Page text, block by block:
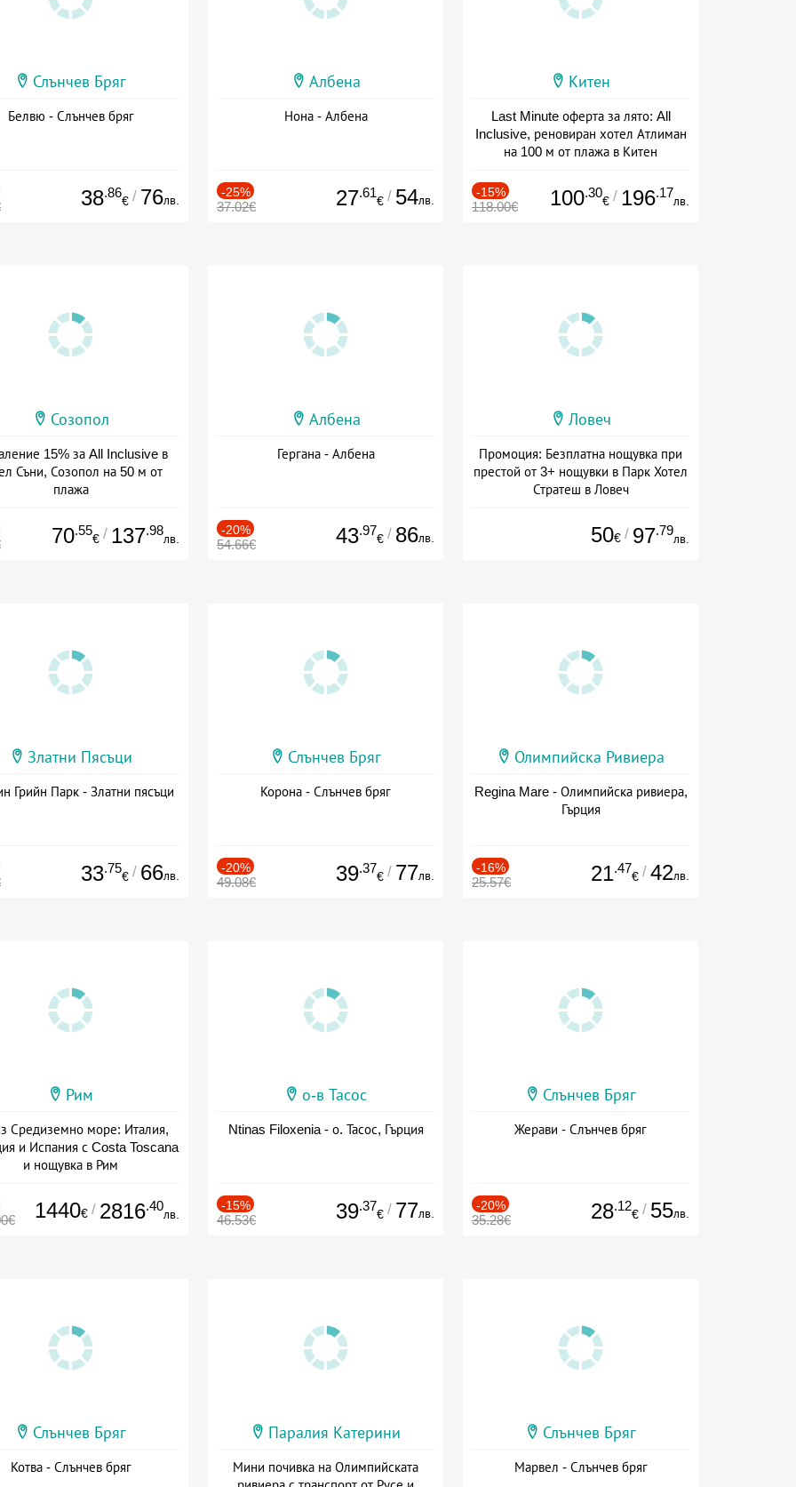
Слънчев Бряг
Белвю - Слънчев бряг
38.86
€ / 76лв.
Албена
Нона - Албена
-25%
37.02€ 27.61
€ / 54лв.
Китен
Last Minute оферта за лято: All
Inclusive, реновиран хотел Атлиман
на 100 м от плажа в Китен
-15%
118.00€ 100.30
€ / 196.17
лв.
Созопол
15% за All Inclusive в
Съни, Созопол на 50 м от
плажа
70.55
€ / 137.98
лв.
Албена
Гергана - Албена
-20%
54.66€ 43.97
€ / 86лв.
Ловеч
Промоция: Безплатна нощувка при
престой от 3+ нощувки в Парк Хотел
Стратеш в Ловеч
50€ / 97.79
лв.
Златни Пясъци
Грийн Парк - Златни пясъци
33.75
€ / 66лв.
Слънчев Бряг
Корона - Слънчев бряг
-20%
49.08€ 39.37
€ / 77лв.
Олимпийска Ривиера
Regina Mare - Олимпийска ривиера,
Гърция
-16%
25.57€ 21.47
€ / 42лв.
Рим
Средиземно море: Италия,
и Испания с Costa Toscana
и нощувка в Рим
1440€ / 2816.40
лв.
о-в Тасос
Ntinas Filoxenia - о. Тасос, Гърция
-15%
46.53€ 39.37
€ / 77лв.
Слънчев Бряг
Жерави - Слънчев бряг
-20%
35.28€ 28.12
€ / 55лв.
Слънчев Бряг
Котва - Слънчев бряг
Паралия Катерини
Мини почивка на Олимпийската
Слънчев Бряг
Марвел - Слънчев бряг